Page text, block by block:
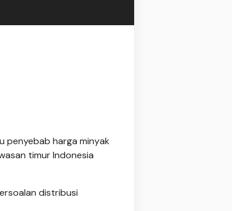
penyebab harga minyak
timur Indonesia
distribusi